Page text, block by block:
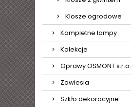
Klosze ogrodowe
Kompletne lampy
Kolekcje
Oprawy OSMONT s.r.o.
Zawiesia
Szkło dekoracyjne